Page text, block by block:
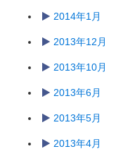
2014年1月
2013年12月
2013年10月
2013年6月
2013年5月
2013年4月